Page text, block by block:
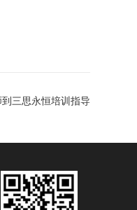
三思永恒培训指导